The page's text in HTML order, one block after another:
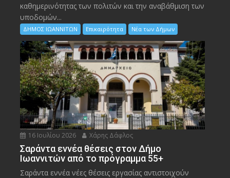
καθημερινότητας των πολιτών και την αναβάθμιση των
υποδομών...
ΔΗΜΟΣ ΙΩΑΝΝΙΤΩΝ Επικαιρότητα Νέα των Δήμων
16 Ιουλίου 2026 Χάρης Δάφλος
Σαράντα εννέα θέσεις στον Δήμο
Ιωαννιτών από το πρόγραμμα 55+
Σαράντα εννέα νέες θέσεις εργασίας αντιστοιχούν